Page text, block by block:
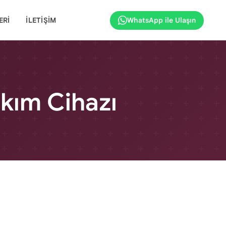
İLETIŞIM WhatsApp ile Ulaşın
Cihazı